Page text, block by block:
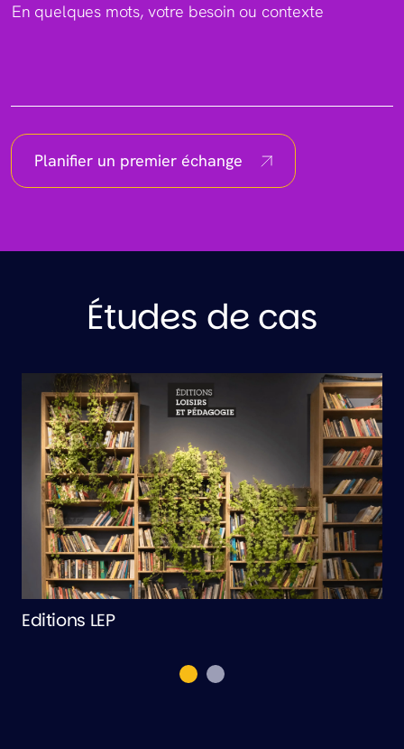
En quelques mots, votre besoin ou contexte
Planifier un premier échange
Études de cas
Editions LEP